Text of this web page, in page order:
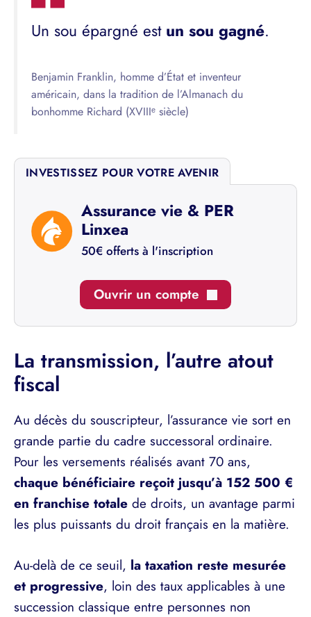
Un sou épargné est un sou gagné.
Benjamin Franklin, homme d’État et inventeur
américain, dans la tradition de l’Almanach du
bonhomme Richard (XVIIIᵉ siècle)
INVESTISSEZ POUR VOTRE AVENIR
Assurance vie & PER
Linxea
50€ offerts à l'inscription
Ouvrir un compte
La transmission, l’autre atout
fiscal
Au décès du souscripteur, l’assurance vie sort en
grande partie du cadre successoral ordinaire.
Pour les versements réalisés avant 70 ans,
chaque bénéficiaire reçoit jusqu’à 152 500 €
en franchise totale de droits, un avantage parmi
les plus puissants du droit français en la matière.
Au-delà de ce seuil, la taxation reste mesurée
et progressive, loin des taux applicables à une
succession classique entre personnes non